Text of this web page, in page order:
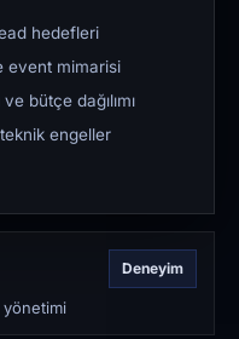
hedefleri
event mimarisi
bütçe dağılımı
engeller
Deneyim